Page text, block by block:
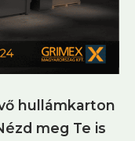
hullámkarton
meg Te is